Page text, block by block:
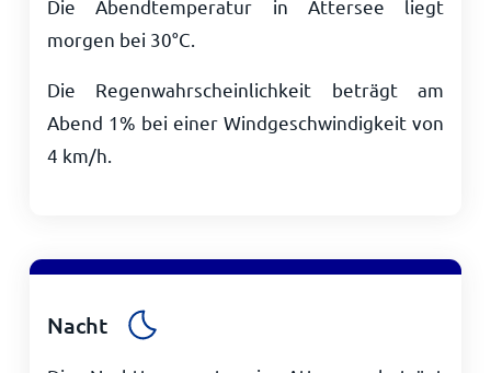
Die Abendtemperatur in Attersee liegt
morgen bei 30°C
Die Regenwahrscheinlichkeit beträgt am
Abend 1% bei einer Windgeschwindigkeit von
4 km/h
Nacht